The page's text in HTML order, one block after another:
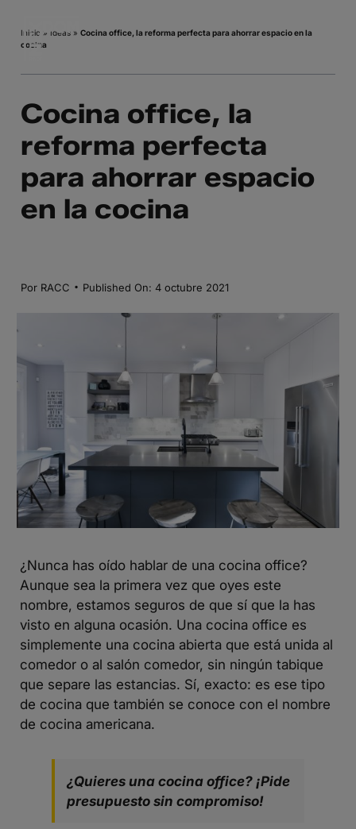
contenido
Inicio » Ideas» Cocina office, la reforma perfecta para ahorrar espacio en la
cocina
Cocina office, la
reforma perfecta
para ahorrar espacio
en la cocina
Por RACC · Published On: 4 octubre 2021
¿Nunca has oído hablar de una cocina office?
Aunque sea la primera vez que oyes este
nombre, estamos seguros de que sí que la has
visto en alguna ocasión. Una cocina office es
simplemente una cocina abierta que está unida al
comedor o al salón comedor, sin ningún tabique
que separe las estancias. Sí, exacto: es ese tipo
de cocina que también se conoce con el nombre
de cocina americana.
¿Quieres una cocina office? ¡Pide
presupuesto sin compromiso!